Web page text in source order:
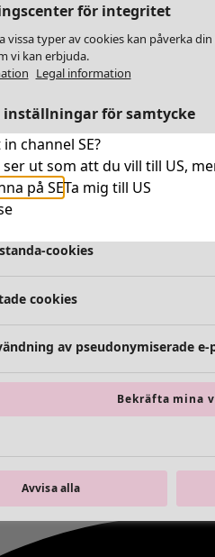
channel SE?
ser ut som att du vill till US,
på SETa mig till US
för integritet
vissa typer av cookies kan påverka
vi kan erbjuda.
Legal information
inställningar för samtycke
nödvändiga cookies
cookies
cookies
cookies
av pseudonymiserade e-
Bekräfta mina
Avvisa alla